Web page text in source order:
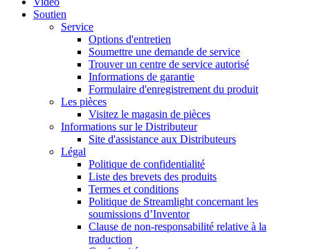
Soutien
Service
Options d'entretien
Soumettre une demande de service
Trouver un centre de service autorisé
Informations de garantie
Formulaire d'enregistrement du produit
Les pièces
Visitez le magasin de pièces
Informations sur le Distributeur
Site d'assistance aux Distributeurs
Légal
Politique de confidentialité
Liste des brevets des produits
Termes et conditions
Politique de Streamlight concernant les
soumissions d’Inventor
Clause de non-responsabilité relative à la
traduction